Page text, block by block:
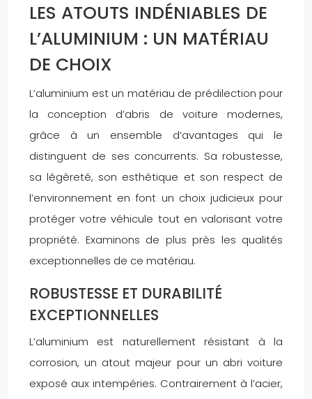
LES ATOUTS INDÉNIABLES DE
L’ALUMINIUM : UN MATÉRIAU
DE CHOIX
L’aluminium est un matériau de prédilection pour
la conception d’abris de voiture modernes,
grâce à un ensemble d’avantages qui le
distinguent de ses concurrents. Sa robustesse,
sa légèreté, son esthétique et son respect de
l’environnement en font un choix judicieux pour
protéger votre véhicule tout en valorisant votre
propriété. Examinons de plus près les qualités
exceptionnelles de ce matériau.
ROBUSTESSE ET DURABILITÉ
EXCEPTIONNELLES
L’aluminium est naturellement résistant à la
corrosion, un atout majeur pour un abri voiture
exposé aux intempéries. Contrairement à l’acier,